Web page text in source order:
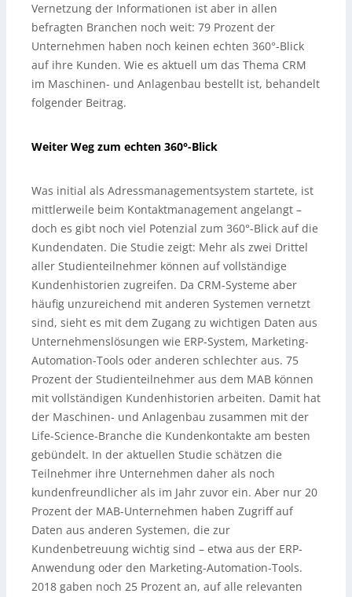
Vernetzung der Informationen ist aber in allen
befragten Branchen noch weit: 79 Prozent der
Unternehmen haben noch keinen echten 360°-Blick
auf ihre Kunden. Wie es aktuell um das Thema CRM
im Maschinen- und Anlagenbau bestellt ist, behandelt
folgender Beitrag.
Weiter Weg zum echten 360°-Blick
Was initial als Adressmanagementsystem startete, ist
mittlerweile beim Kontaktmanagement angelangt –
doch es gibt noch viel Potenzial zum 360°-Blick auf die
Kundendaten. Die Studie zeigt: Mehr als zwei Drittel
aller Studienteilnehmer können auf vollständige
Kundenhistorien zugreifen. Da CRM-Systeme aber
häufig unzureichend mit anderen Systemen vernetzt
sind, sieht es mit dem Zugang zu wichtigen Daten aus
Unternehmenslösungen wie ERP-System, Marketing-
Automation-Tools oder anderen schlechter aus. 75
Prozent der Studienteilnehmer aus dem MAB können
mit vollständigen Kundenhistorien arbeiten. Damit hat
der Maschinen- und Anlagenbau zusammen mit der
Life-Science-Branche die Kundenkontakte am besten
gebündelt. In der aktuellen Studie schätzen die
Teilnehmer ihre Unternehmen daher als noch
kundenfreundlicher als im Jahr zuvor ein. Aber nur 20
Prozent der MAB-Unternehmen haben Zugriff auf
Daten aus anderen Systemen, die zur
Kundenbetreuung wichtig sind – etwa aus der ERP-
Anwendung oder den Marketing-Automation-Tools.
2018 gaben noch 25 Prozent an, auf alle relevanten